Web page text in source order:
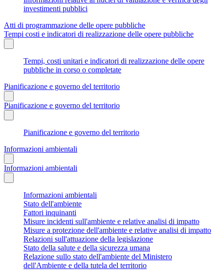
investimenti pubblici
Atti di programmazione delle opere pubbliche
Tempi costi e indicatori di realizzazione delle opere pubbliche
Tempi, costi unitari e indicatori di realizzazione delle opere
pubbliche in corso o completate
Pianificazione e governo del territorio
Pianificazione e governo del territorio
Pianificazione e governo del territorio
Informazioni ambientali
Informazioni ambientali
Informazioni ambientali
Stato dell'ambiente
Fattori inquinanti
Misure incidenti sull'ambiente e relative analisi di impatto
Misure a protezione dell'ambiente e relative analisi di impatto
Relazioni sull'attuazione della legislazione
Stato della salute e della sicurezza umana
Relazione sullo stato dell'ambiente del Ministero
dell'Ambiente e della tutela del territorio